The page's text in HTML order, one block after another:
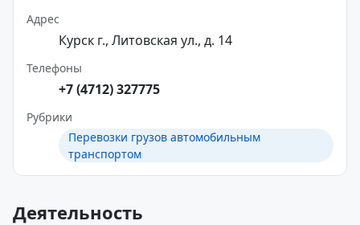
Адрес
Курск г., Литовская ул., д. 14
Телефоны
+7 (4712) 327775
Рубрики
Перевозки грузов автомобильным
транспортом
Деятельность